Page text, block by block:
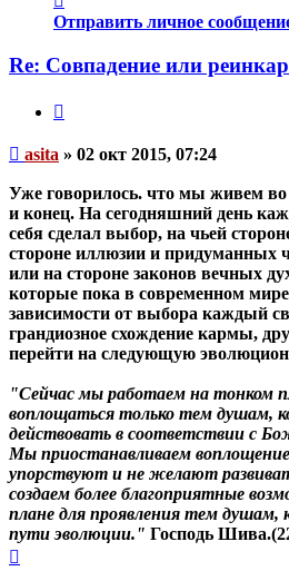
информация
пользователя
Отправить личное
Re: Совпадение или
Непрочитанное
asita » 02 окт 2015, 07:24
Уже говорилось. что мы живем во
и конец. На сегодняшний день
себя сделал выбор, на чьей
стороне иллюзии и придуманных
или на стороне законов вечных
которые пока в современном
зависимости от выбора каждый
грандиозное схождение кармы,
перейти на следующую
"Сейчас мы работаем на тонком
воплощаться только тем душам,
действовать в соответствии с
Мы приостанавливаем
упорствуют и не желают
создаем более благоприятные
плане для проявления тем душам,
пути эволюции." Господь